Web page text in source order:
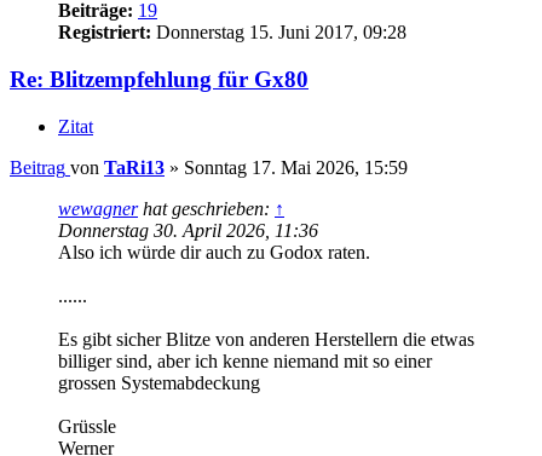
Beiträge: 19
Registriert: Donnerstag 15. Juni 2017, 09:28
Re: Blitzempfehlung für Gx80
Zitat
Beitrag von TaRi13 » Sonntag 17. Mai 2026, 15:59
wewagnerhat geschrieben: ↑
Donnerstag 30. April 2026, 11:36
Also ich würde dir auch zu Godox raten.
......
Es gibt sicher Blitze von anderen Herstellern die etwas
billiger sind, aber ich kenne niemand mit so einer
grossen Systemabdeckung
Grüssle
Werner